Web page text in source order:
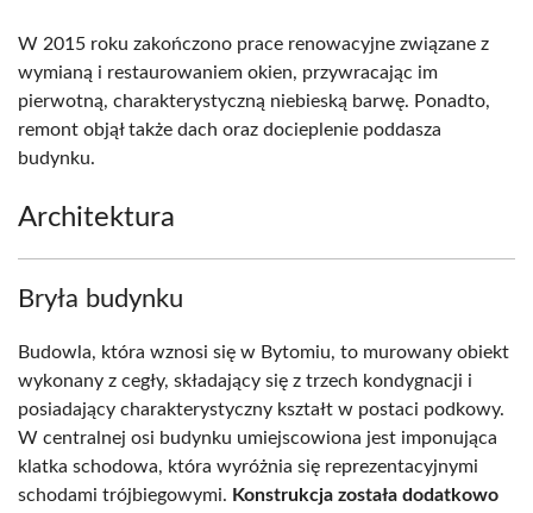
W 2015 roku zakończono prace renowacyjne związane z
wymianą i restaurowaniem okien, przywracając im
pierwotną, charakterystyczną niebieską barwę. Ponadto,
remont objął także dach oraz docieplenie poddasza
budynku.
Architektura
Bryła budynku
Budowla, która wznosi się w Bytomiu, to murowany obiekt
wykonany z cegły, składający się z trzech kondygnacji i
posiadający charakterystyczny kształt w postaci podkowy.
W centralnej osi budynku umiejscowiona jest imponująca
klatka schodowa, która wyróżnia się reprezentacyjnymi
schodami trójbiegowymi. Konstrukcja została dodatkowo